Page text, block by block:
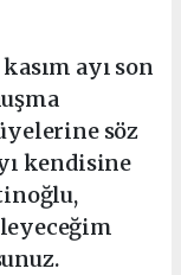
ayı son
söz
kendisine